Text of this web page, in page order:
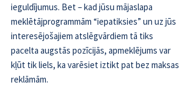
ieguldījumus. Bet – kad jūsu mājaslapa
meklētājprogrammām “iepatiksies” un uz jūs
interesējošajiem atslēgvārdiem tā tiks
pacelta augstās pozīcijās, apmeklējums var
kļūt tik liels, ka varēsiet iztikt pat bez maksas
reklāmām.